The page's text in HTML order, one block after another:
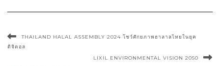
THAILAND HALAL ASSEMBLY 2024 โชว์ศักยภาพฮาลาลไทยในยุค
ดิจิตอล
LIXIL ENVIRONMENTAL VISION 2050